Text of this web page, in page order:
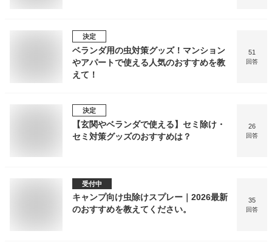
決定
ベランダ用の虫対策グッズ！マンション
やアパートで使える人気のおすすめを教
えて！
51
回答
決定
【玄関やベランダで使える】セミ除け・
セミ対策グッズのおすすめは？
26
回答
受付中
キャンプ向け虫除けスプレー｜2026最新
のおすすめを教えてください。
35
回答